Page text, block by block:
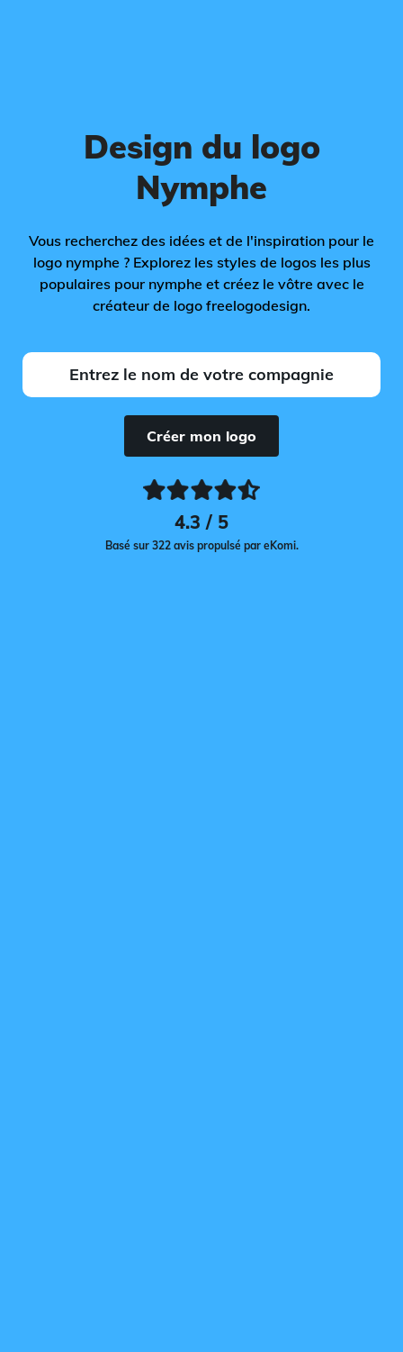
Design du logo
Nymphe
Vous recherchez des idées et de l'inspiration pour le
logo nymphe ? Explorez les styles de logos les plus
populaires pour nymphe et créez le vôtre avec le
créateur de logo freelogodesign.
Créer mon logo
4.3 / 5
Basé sur 322 avis propulsé par eKomi.